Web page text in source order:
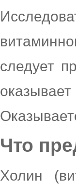
следует
Что
Холин